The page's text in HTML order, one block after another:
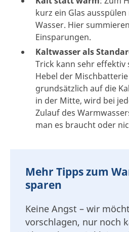
kurz ein Glas
Wasser. Hier
Einsparungen.
Kaltwasser als
Trick kann sehr effektiv
Hebel der
grundsätzlich auf die
in der Mitte, wird bei
Zulauf des
man es braucht oder
Mehr Tipps zum
sparen
Keine Angst – wir
vorschlagen, nur noch